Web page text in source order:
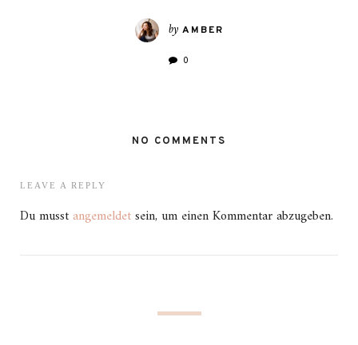
by AMBER
0
NO COMMENTS
LEAVE A REPLY
Du musst angemeldetsein, um einen Kommentar abzugeben.